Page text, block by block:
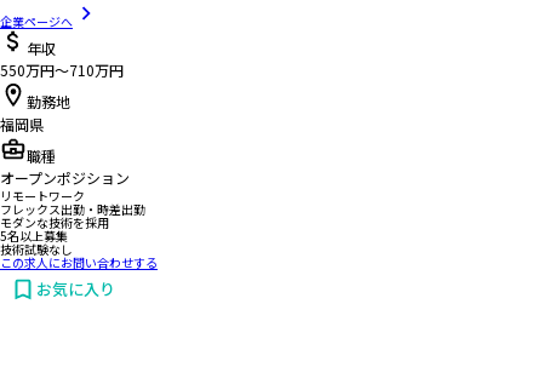
企業ページへ
年収
550万円〜710万円
勤務地
福岡県
職種
オープンポジション
リモートワーク
フレックス出勤・時差出勤
モダンな技術を採用
5名以上募集
技術試験なし
この求人にお問い合わせする
お気に入り